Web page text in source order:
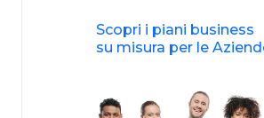
Scopri i piani business
su misura per le